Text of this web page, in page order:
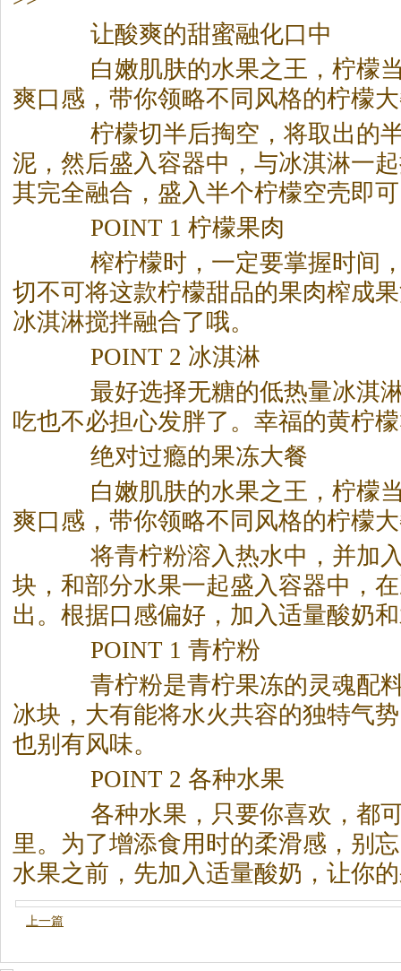
让酸爽的甜蜜融化口中
白嫩肌肤的水果之王，柠檬当
爽口感，带你领略不同风格的柠檬
柠檬切半后掏空，将取出的半
泥，然后盛入容器中，与冰淇淋一
其完全融合，盛入半个柠檬空壳即
POINT 1 柠檬果肉
榨柠檬时，一定要掌握时间，
切不可将这款柠檬甜品的果肉榨成
冰淇淋搅拌融合了哦。
POINT 2 冰淇淋
最好选择无糖的低热量冰淇淋
吃也不必担心发胖了。幸福的黄柠
绝对过瘾的果冻大餐
白嫩肌肤的水果之王，柠檬当
爽口感，带你领略不同风格的柠檬
将青柠粉溶入热水中，并加
块，和部分水果一起盛入容器中，
出。根据口感偏好，加入适量酸奶
POINT 1 青柠粉
青柠粉是青柠果冻的灵魂配料
冰块，大有能将水火共容的独特气
也别有风味。
POINT 2 各种水果
各种水果，只要你喜欢，都可
里。为了增添食用时的柔滑感，别
水果之前，先加入适量酸奶，让你
上一篇